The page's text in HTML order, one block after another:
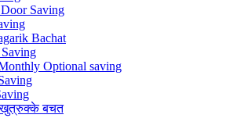
Saving
Bachat
Optional saving
खुत्रुक्के बचत